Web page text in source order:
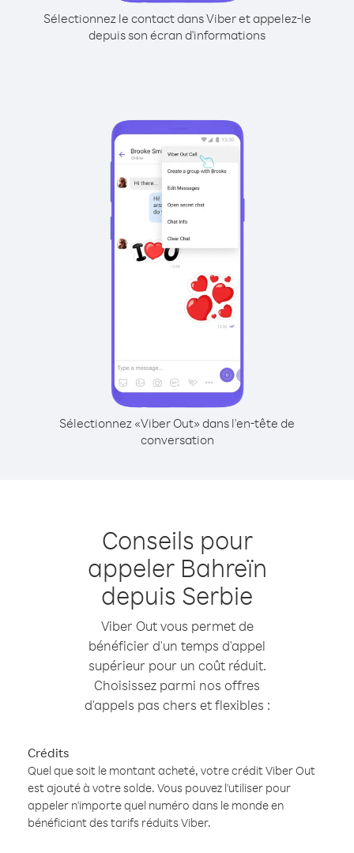
Sélectionnez le contact dans Viber et appelez-le
depuis son écran d'informations
Sélectionnez «Viber Out» dans l'en-tête de
conversation
Conseils pour
appeler Bahreïn
depuis Serbie
Viber Out vous permet de
bénéficier d'un temps d'appel
supérieur pour un coût réduit.
Choisissez parmi nos offres
d'appels pas chers et flexibles :
Crédits
Quel que soit le montant acheté, votre crédit Viber Out
est ajouté à votre solde. Vous pouvez l'utiliser pour
appeler n'importe quel numéro dans le monde en
bénéficiant des tarifs réduits Viber.